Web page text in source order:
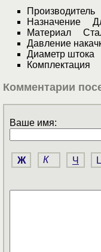
Назначение
Материал
Давление
Диаметр
Комплектация
Комментарии
Ваше имя:
Ж К Ч